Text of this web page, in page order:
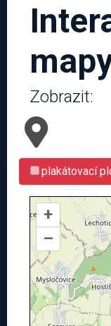
Zobrazit:
plakátovací
+
–